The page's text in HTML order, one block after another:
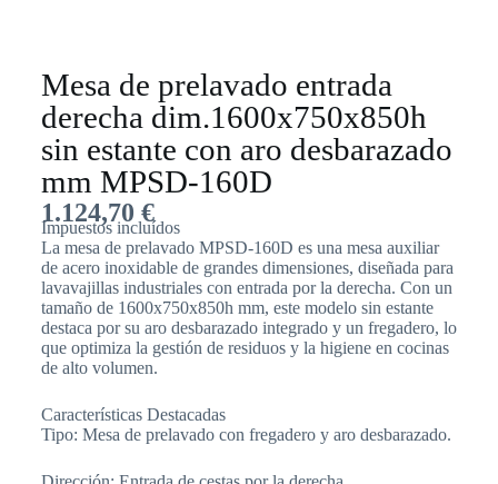
Mesa de prelavado entrada
derecha dim.1600x750x850h
sin estante con aro desbarazado
mm MPSD-160D
1.124,70 €
Impuestos incluídos
La mesa de prelavado MPSD-160D es una mesa auxiliar
de acero inoxidable de grandes dimensiones, diseñada para
lavavajillas industriales con entrada por la derecha. Con un
tamaño de 1600x750x850h mm, este modelo sin estante
destaca por su aro desbarazado integrado y un fregadero, lo
que optimiza la gestión de residuos y la higiene en cocinas
de alto volumen.
Características Destacadas
Tipo: Mesa de prelavado con fregadero y aro desbarazado.